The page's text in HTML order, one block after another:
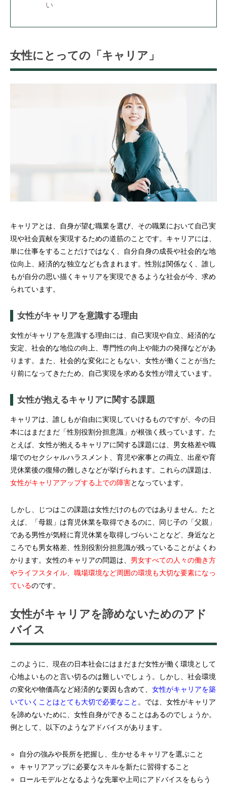
い
女性にとっての「キャリア」
キャリアとは、自身が望む職業を選び、その職業において自己実
現や社会貢献を実現するための道筋のことです。キャリアには、
単に仕事をすることだけではなく、自分自身の成長や社会的な地
位向上、経済的な独立なども含まれます。性別は関係なく、誰し
もが自分の思い描くキャリアを実現できるような社会が今、求め
られています。
女性がキャリアを意識する理由
女性がキャリアを意識する理由には、自己実現や自立、経済的な
安定、社会的な地位の向上、専門性の向上や能力の発揮などがあ
ります。また、社会的な変化にともない、女性が働くことが当た
り前になってきたため、自己実現を求める女性が増えています。
女性が抱えるキャリアに関する課題
キャリアは、誰しもが自由に実現していけるものですが、今の日
本にはまだまだ「性別役割分担意識」が根強く残っています。た
とえば、女性が抱えるキャリアに関する課題には、男女格差や職
場でのセクシャルハラスメント、育児や家事との両立、出産や育
児休業後の復帰の難しさなどが挙げられます。これらの課題は、
女性がキャリアアップする上での障害となっています。
しかし、じつはこの課題は女性だけのものではありません。たと
えば、「母親」は育児休業を取得できるのに、同じ子の「父親」
である男性が気軽に育児休業を取得しづらいことなど、身近なと
ころでも男女格差、性別役割分担意識が残っていることがよくわ
かります。女性のキャリアの問題は、 男女すべての人々の働き方
やライフスタイル、職場環境など周囲の環境も大切な要素になっ
ているのです。
女性がキャリアを諦めないためのアド
バイス
このように、現在の日本社会にはまだまだ女性が働く環境として
心地よいものと言い切るのは難しいでしょう。しかし、社会環境
の変化や物価高など経済的な要因も含めて、 女性がキャリアを築
いていくことはとても大切で必要なこと 。では、女性がキャリア
を諦めないために、女性自身ができることはあるのでしょうか。
例として、以下のようなアドバイスがあります。
自分の強みや長所を把握し、生かせるキャリアを選ぶこと
キャリアアップに必要なスキルを新たに習得すること
ロールモデルとなるような先輩や上司にアドバイスをもらう